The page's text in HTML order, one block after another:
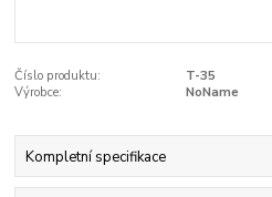
Číslo produktu:
T-35
Výrobce:
NoName
Kompletní specifikace